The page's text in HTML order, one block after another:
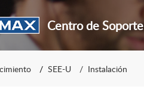
Centro de Soporte
SEE-U Instalación